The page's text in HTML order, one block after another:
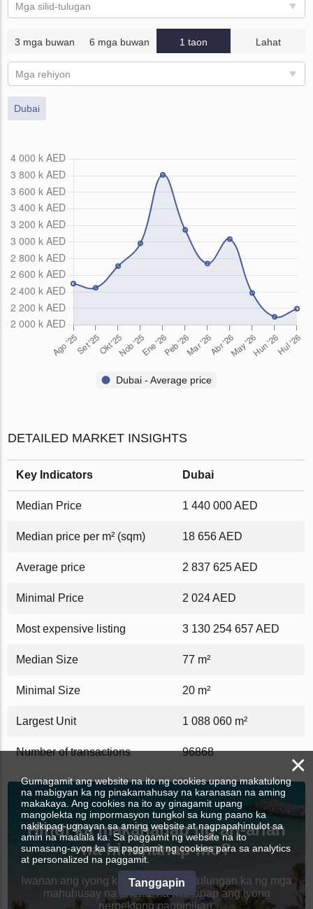
Mga silid-tulugan
3 mga buwan 6 mga buwan 1 taon Lahat
Mga rehiyon
Dubai
Dubai - Average price
DETAILED MARKET INSIGHTS
Key Indicators Dubai
Median Price 1 440 000 AED
Median price per m² (sqm) 18 656 AED
Average price 2 837 625 AED
Minimal Price 2 024 AED
Most expensive listing 3 130 254 657 AED
Median Size 77 m²
Minimal Size 20 m²
Largest Unit 1 088 060 m²
Number of transactions 96868
Hindi ka makahanap ng ari-arian
na hinahanap mo?
Iwanan ang iyong katanungan at tutulungan ka ng mga
mahuhusay na ahente na mahanap ang iyong
perpektong pagpipilian.
×
Gumagamit ang website na ito ng cookies upang makatulong
na mabigyan ka ng pinakamahusay na karanasan na aming
makakaya. Ang cookies na ito ay ginagamit upang
mangolekta ng impormasyon tungkol sa kung paano ka
nakikipag-ugnayan sa aming website at nagpapahintulot sa
amin na maalala ka. Sa paggamit ng website na ito
sumasang-ayon ka sa paggamit ng cookies para sa analytics
at personalized na paggamit.
Tanggapin